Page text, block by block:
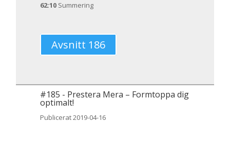
62:10Summering
Avsnitt 186
#185 - Prestera Mera – Formtoppa dig
optimalt!
Publicerat 2019-04-16